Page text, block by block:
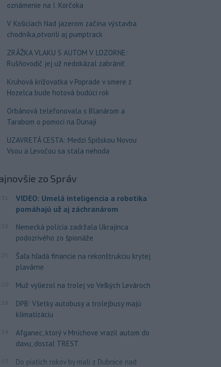
oznámenie na I. Korčoka
V Košiciach Nad jazerom začína výstavba
chodníka,otvorili aj pumptrack
ZRÁŽKA VLAKU S AUTOM V LOZORNE:
Rušňovodič jej už nedokázal zabrániť
Kruhová križovatka v Poprade v smere z
Hozelca bude hotová budúci rok
Orbánová telefonovala s Blanárom a
Tarabom o pomoci na Dunaji
UZAVRETÁ CESTA: Medzi Spišskou Novou
Vsou a Levočou sa stala nehoda
zo Správ
VIDEO: Umelá inteligencia a robotika
pomáhajú už aj záchranárom
Nemecká polícia zadržala Ukrajinca
podozrivého zo špionáže
Šaľa hľadá financie na rekonštrukciu krytej
plavárne
Muž vyliezol na trolej vo Veľkých Levároch
DPB: Všetky autobusy a trolejbusy majú
klimatizáciu
Afganec, ktorý v Mníchove vrazil autom do
davu, dostal TREST
Do piatich rokov by mali z Dubnice nad